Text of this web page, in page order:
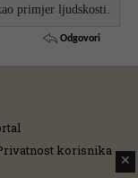
primjer ljudskosti.
Odgovori
korisnika
✕